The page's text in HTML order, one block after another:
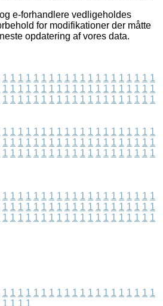
e-forhandlere vedligeholdes
for modifikationer der måtte
opdatering af vores data.
1 1 1 1 1 1 1 1 1 1 1 1 1 1 1 1 1 1 1 1
1 1 1 1 1 1 1 1 1 1 1 1 1 1 1 1 1 1 1 1
1 1 1 1 1 1 1 1 1 1 1 1 1 1 1 1 1 1 1 1
1 1 1 1 1 1 1 1 1 1 1 1 1 1 1 1 1 1 1 1
1 1 1 1 1 1 1 1 1 1 1 1 1 1 1 1 1 1 1 1
1 1 1 1 1 1 1 1 1 1 1 1 1 1 1 1 1 1 1 1
1 1 1 1 1 1 1 1 1 1 1 1 1 1 1 1 1 1 1 1
1 1 1 1 1 1 1 1 1 1 1 1 1 1 1 1 1 1 1 1
1 1 1 1 1 1 1 1 1 1 1 1 1 1 1 1 1 1 1 1
1 1 1 1 1 1 1 1 1 1 1 1 1 1 1 1 1 1 1 1
1 1 1 1